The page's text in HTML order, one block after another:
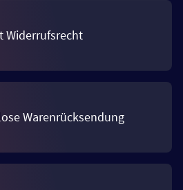
Widerrufsrecht
Warenrücksendung